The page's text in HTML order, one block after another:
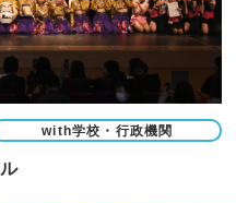
with学校・行政機関